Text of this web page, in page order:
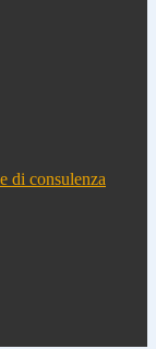
di consulenza